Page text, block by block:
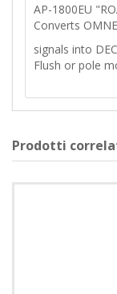
AP-1800EU
Converts
signals into
Flush or pole
Prodotti